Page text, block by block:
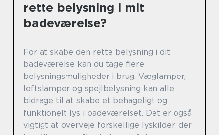
rette belysning i mit
badeværelse?
For at skabe den rette belysning i dit
badeværelse kan du tage flere
belysningsmuligheder i brug. Væglamper,
loftslamper og spejlbelysning kan alle
bidrage til at skabe et behageligt og
funktionelt lys i badeværelset. Det er også
vigtigt at overveje forskellige lyskilder, der